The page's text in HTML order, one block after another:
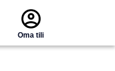
Oma tili